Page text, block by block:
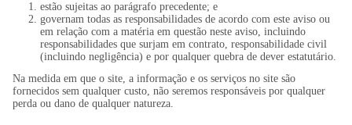
estão sujeitas ao parágrafo precedente; e
governam todas as responsabilidades de acordo com este aviso ou
em relação com a matéria em questão neste aviso, incluindo
responsabilidades que surjam em contrato, responsabilidade civil
(incluindo negligência) e por qualquer quebra de dever estatutário.
Na medida em que o site, a informação e os serviços no site são
fornecidos sem qualquer custo, não seremos responsáveis por qualquer
perda ou dano de qualquer natureza.